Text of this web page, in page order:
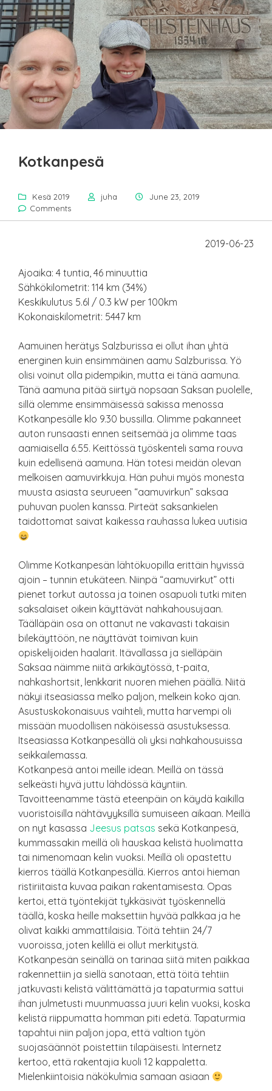
Kotkanpesä
Kesä 2019 juha
June 23, 2019
Comments
2019-06-23
Ajoaika: 4 tuntia, 46 minuuttia
Sähkökilometrit: 114 km (34%)
Keskikulutus 5.6l / 0.3 kW per 100km
Kokonaiskilometrit: 5447 km
Aamuinen herätys Salzburissa ei ollut ihan yhtä
energinen kuin ensimmäinen aamu Salzburissa. Yö
olisi voinut olla pidempikin, mutta ei tänä aamuna.
Tänä aamuna pitää siirtyä nopsaan Saksan puolelle,
sillä olemme ensimmäisessä sakissa menossa
Kotkanpesälle klo 9.30 bussilla. Olimme pakanneet
auton runsaasti ennen seitsemää ja olimme taas
aamiaisella 6.55. Keittössä työskenteli sama rouva
kuin edellisenä aamuna. Hän totesi meidän olevan
melkoisen aamuvirkkuja. Hän puhui myös monesta
muusta asiasta seurueen “aamuvirkun” saksaa
puhuvan puolen kanssa. Pirteät saksankielen
taidottomat saivat kaikessa rauhassa lukea uutisia
Olimme Kotkanpesän lähtökuopilla erittäin hyvissä
ajoin – tunnin etukäteen. Niinpä “aamuvirkut” otti
pienet torkut autossa ja toinen osapuoli tutki miten
saksalaiset oikein käyttävät nahkahousujaan.
Täälläpäin osa on ottanut ne vakavasti takaisin
bilekäyttöön, ne näyttävät toimivan kuin
opiskelijoiden haalarit. Itävallassa ja sielläpäin
Saksaa näimme niitä arkikäytössä, t-paita,
nahkashortsit, lenkkarit nuoren miehen päällä. Niitä
näkyi itseasiassa melko paljon, melkein koko ajan.
Asustuskokonaisuus vaihteli, mutta harvempi oli
missään muodollisen näköisessä asustuksessa.
Itseasiassa Kotkanpesällä oli yksi nahkahousuissa
seikkailemassa.
Kotkanpesä antoi meille idean. Meillä on tässä
selkeästi hyvä juttu lähdössä käyntiin.
Tavoitteenamme tästä eteenpäin on käydä kaikilla
vuoristoisilla nähtävyyksillä sumuiseen aikaan. Meillä
on nyt kasassa Jeesus patsas sekä Kotkanpesä,
kummassakin meillä oli hauskaa kelistä huolimatta
tai nimenomaan kelin vuoksi. Meillä oli opastettu
kierros täällä Kotkanpesällä. Kierros antoi hieman
ristiriitaista kuvaa paikan rakentamisesta. Opas
kertoi, että työntekijät tykkäsivät työskennellä
täällä, koska heille maksettiin hyvää palkkaa ja he
olivat kaikki ammattilaisia. Töitä tehtiin 24/7
vuoroissa, joten kelillä ei ollut merkitystä.
Kotkanpesän seinällä on tarinaa siitä miten paikkaa
rakennettiin ja siellä sanotaan, että töitä tehtiin
jatkuvasti kelistä välittämättä ja tapaturmia sattui
ihan julmetusti muunmuassa juuri kelin vuoksi, koska
kelistä riippumatta homman piti edetä. Tapaturmia
tapahtui niin paljon jopa, että valtion työn
suojasäännöt poistettiin tilapäisesti. Internetz
kertoo, että rakentajia kuoli 12 kappaletta.
Mielenkiintoisia näkökulmia samaan asiaan